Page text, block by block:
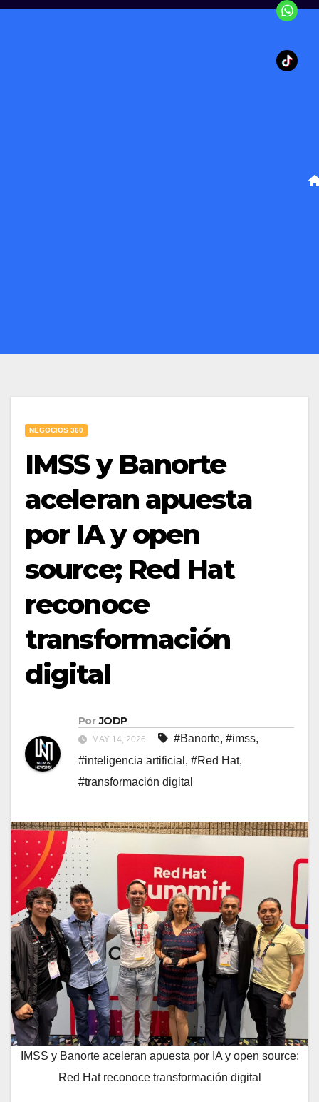
NEGOCIOS 360
IMSS y Banorte
aceleran apuesta
por IA y open
source; Red Hat
reconoce
transformación
digital
Por JODP
MAY 14, 2026 #Banorte, #imss,
#inteligencia artificial , #Red Hat,
#transformación digital
IMSS y Banorte aceleran apuesta por IA y open source;
Red Hat reconoce transformación digital